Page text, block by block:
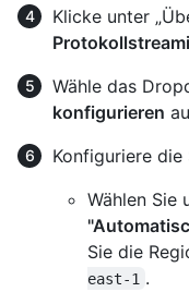
Klicke unter
Wähle das
konfigurieren
Konfiguriere die
Wählen Sie
Sie die
east-1 .